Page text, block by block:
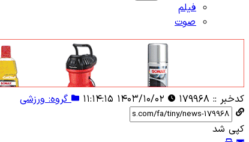
فیلم
صوت
کدخبر :: ۱۷۹۹۶۸ گروه: ورزشی
کپی شد